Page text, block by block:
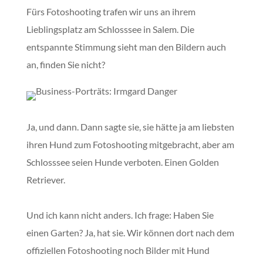
Fürs Fotoshooting trafen wir uns an ihrem
Lieblingsplatz am Schlosssee in Salem. Die
entspannte Stimmung sieht man den Bildern auch
an, finden Sie nicht?
Ja, und dann. Dann sagte sie, sie hätte ja am liebsten
ihren Hund zum Fotoshooting mitgebracht, aber am
Schlosssee seien Hunde verboten. Einen Golden
Retriever.
Und ich kann nicht anders. Ich frage: Haben Sie
einen Garten? Ja, hat sie. Wir können dort nach dem
offiziellen Fotoshooting noch Bilder mit Hund